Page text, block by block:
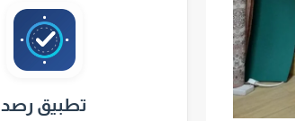
تطبيق رصد